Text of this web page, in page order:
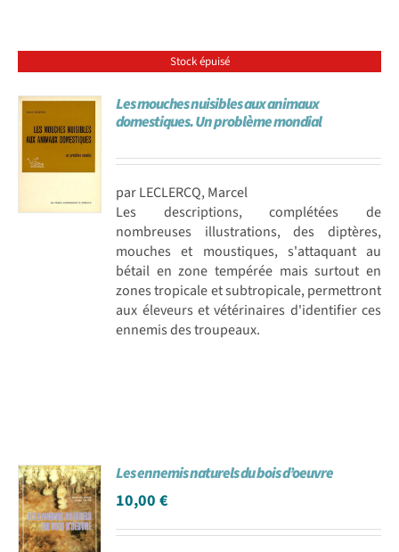
Stock épuisé
Les mouches nuisibles aux animaux
domestiques. Un problème mondial
par LECLERCQ, Marcel
Les descriptions, complétées de
nombreuses illustrations, des diptères,
mouches et moustiques, s'attaquant au
bétail en zone tempérée mais surtout en
zones tropicale et subtropicale, permettront
aux éleveurs et vétérinaires d'identifier ces
ennemis des troupeaux.
Les ennemis naturels du bois d’oeuvre
10,00€